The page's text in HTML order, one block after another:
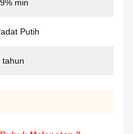
min
Putih
tahun